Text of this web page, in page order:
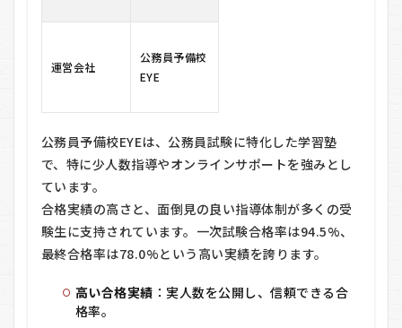
コ
3
務
員
備
校
EYE
の
良
口
運営会社
公務員予備校
EYE
公務員予備校EYEは、公務員試験に特化した学習塾
で、特に少人数指導やオンラインサポートを強みとし
ています。
合格実績の高さと、面倒見の良い指導体制が多くの受
験生に支持されています。一次試験合格率は94.5%、
最終合格率は78.0%という高い実績を誇ります。
高い合格実績 ：実人数を公開し、信頼できる合
格率。